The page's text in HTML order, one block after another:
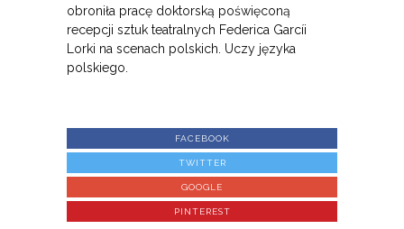
obroniła pracę doktorską poświęconą
recepcji sztuk teatralnych Federica Garcíi
Lorki na scenach polskich. Uczy języka
polskiego.
FACEBOOK
TWITTER
GOOGLE
PINTEREST